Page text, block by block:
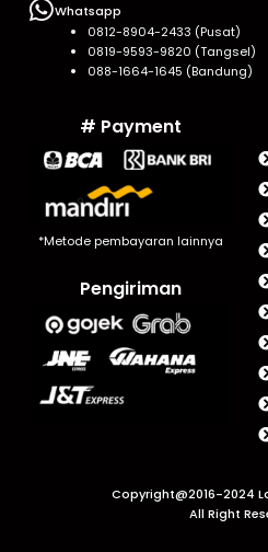
Whatsapp
0812-8904-2433 (Pusat)
0819-9593-9820 (Tangsel)
088-1664-1645 (Bandung)
# Payment
*Metode pembayaran lainnya
Pengiriman
Copyright@2016-2024
All Right